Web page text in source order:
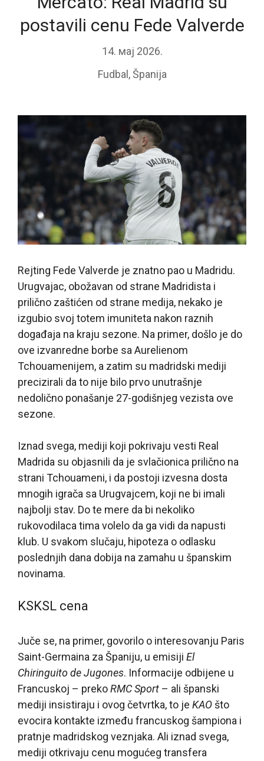
postavili cenu Fede Valverde
14. мај 2026.
Fudbal ,Španija
Rejting Fede Valverde je znatno pao u Madridu.
Urugvajac, obožavan od strane Madridista i
prilično zaštićen od strane medija, nekako je
izgubio svoj totem imuniteta nakon raznih
događaja na kraju sezone. Na primer, došlo je do
ove izvanredne borbe sa Aurelienom
Tchouamenijem, a zatim su madridski mediji
precizirali da to nije bilo prvo unutrašnje
nedolično ponašanje 27-godišnjeg vezista ove
sezone.
Iznad svega, mediji koji pokrivaju vesti Real
Madrida su objasnili da je svlačionica prilično na
strani Tchouameni, i da postoji izvesna dosta
mnogih igrača sa Urugvajcem, koji ne bi imali
najbolji stav. Do te mere da bi nekoliko
rukovodilaca tima volelo da ga vidi da napusti
klub. U svakom slučaju, hipoteza o odlasku
poslednjih dana dobija na zamahu u španskim
novinama.
KSKSL cena
Juče se, na primer, govorilo o interesovanju Paris
Saint-Germaina za Španiju, u emisiji El
Chiringuito de Jugones. Informacije odbijene u
Francuskoj – prekoRMC Sport – ali španski
mediji insistiraju i ovog četvrtka, to je KAO što
evocira kontakte između francuskog šampiona i
pratnje madridskog veznjaka. Ali iznad svega,
mediji otkrivaju cenu mogućeg transfera